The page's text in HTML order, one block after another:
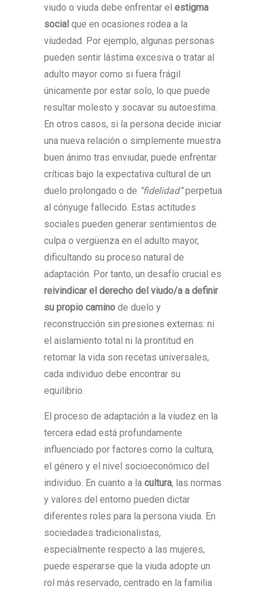
viudo o viuda debe enfrentar el estigma
social que en ocasiones rodea a la
viudedad. Por ejemplo, algunas personas
pueden sentir lástima excesiva o tratar al
adulto mayor como si fuera frágil
únicamente por estar solo, lo que puede
resultar molesto y socavar su autoestima.
En otros casos, si la persona decide iniciar
una nueva relación o simplemente muestra
buen ánimo tras enviudar, puede enfrentar
críticas bajo la expectativa cultural de un
duelo prolongado o de “fidelidad”perpetua
al cónyuge fallecido. Estas actitudes
sociales pueden generar sentimientos de
culpa o vergüenza en el adulto mayor,
dificultando su proceso natural de
adaptación. Por tanto, un desafío crucial es
reivindicar el derecho del viudo/a a definir
su propio camino de duelo y
reconstrucción sin presiones externas: ni
el aislamiento total ni la prontitud en
retomar la vida son recetas universales,
cada individuo debe encontrar su
equilibrio.
El proceso de adaptación a la viudez en la
tercera edad está profundamente
influenciado por factores como la cultura,
el género y el nivel socioeconómico del
individuo. En cuanto a la cultura, las normas
y valores del entorno pueden dictar
diferentes roles para la persona viuda. En
sociedades tradicionalistas,
especialmente respecto a las mujeres,
puede esperarse que la viuda adopte un
rol más reservado, centrado en la familia